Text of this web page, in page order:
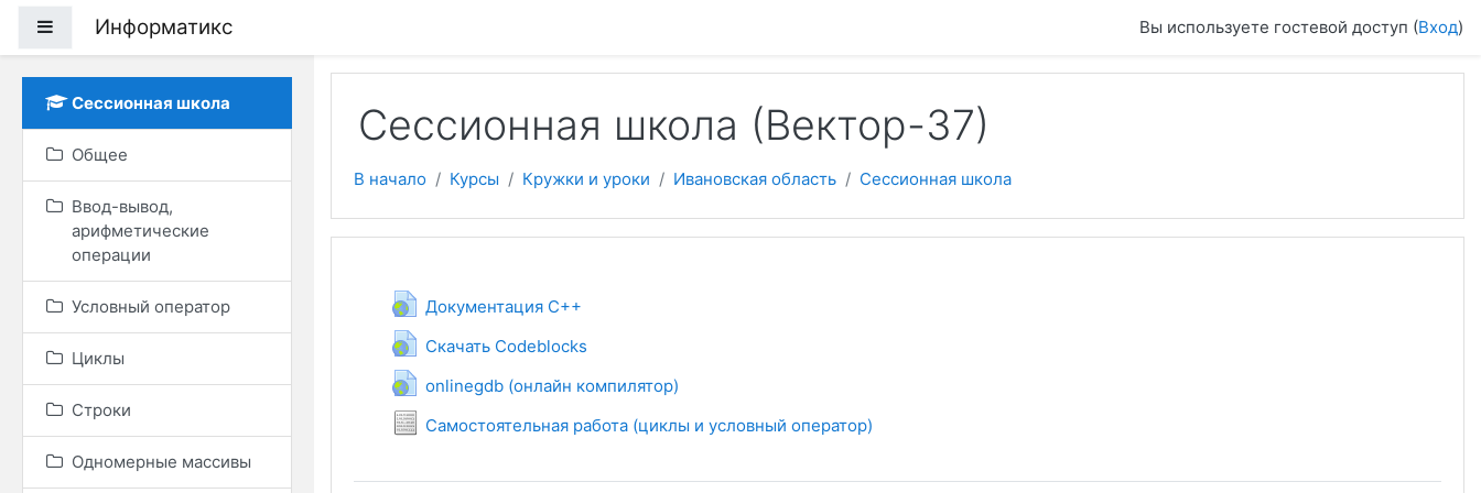
Боковая панель
Информатикс Вы используете гостевой доступ (Вход)
Сессионная школа
Общее
Ввод-вывод,
арифметические
операции
Условный оператор
Циклы
Строки
Одномерные массивы
Сессионная школа (Вектор-37)
В начало Курсы Кружки и уроки Ивановская область Сессионная школа
Тематический план
ОбщееДокументация С++Гиперссылка
Скачать CodeblocksГиперссылка
onlinegdb (онлайн компилятор)Гиперссылка
Самостоятельная работа (циклы и условный оператор)Условия задач